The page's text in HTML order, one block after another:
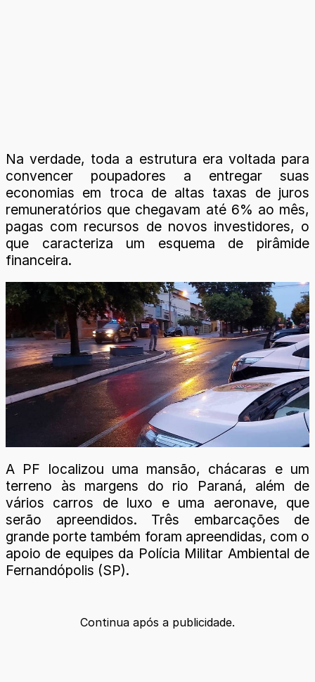
Na verdade, toda a estrutura era voltada para
convencer poupadores a entregar suas
economias em troca de altas taxas de juros
remuneratórios que chegavam até 6% ao mês,
pagas com recursos de novos investidores, o
que caracteriza um esquema de pirâmide
financeira.
A PF localizou uma mansão, chácaras e um
terreno às margens do rio Paraná, além de
vários carros de luxo e uma aeronave, que
serão apreendidos. Três embarcações de
grande porte também foram apreendidas, com o
apoio de equipes da Polícia Militar Ambiental de
Fernandópolis (SP).
Continua após a publicidade.